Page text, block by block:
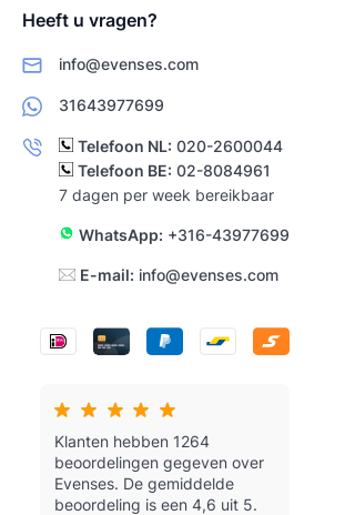
Heeft u vragen?
info@evenses.com
31643977699
Telefoon NL: 020-2600044
Telefoon BE: 02-8084961
7 dagen per week bereikbaar
WhatsApp: +316-43977699
E-mail: info@evenses.com
Klanten hebben 1264
beoordelingen gegeven over
Evenses. De gemiddelde
beoordeling is een 4,6 uit 5.